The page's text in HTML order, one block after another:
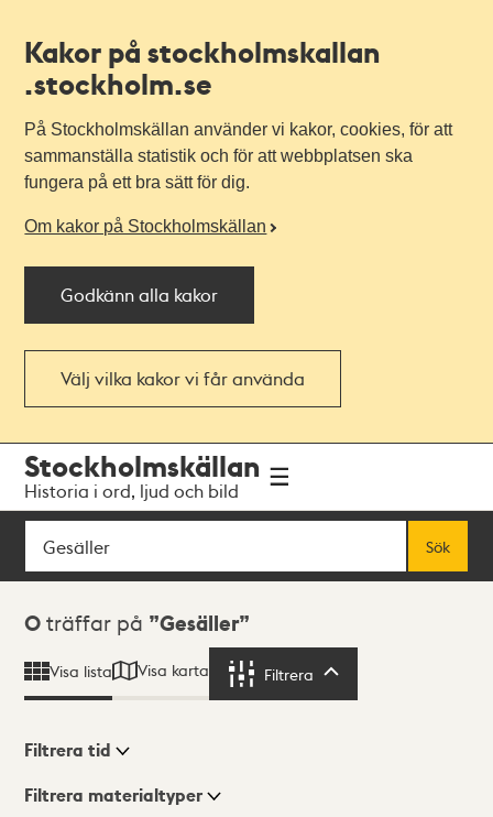
Kakor på stockholmskallan
.stockholm.se
På Stockholmskällan använder vi kakor, cookies, för att
sammanställa statistik och för att webbplatsen ska
fungera på ett bra sätt för dig.
Om kakor på Stockholmskällan
Godkänn alla kakor
Välj vilka kakor vi får använda
navigationen
huvudinnehållet
Stockholmskällan
Historia i ord, ljud och bild
Sök
Sök
Sökresultat
0 träffar på Gesäller
Visa lista Visa karta Filtrera
Visningsläge
Filtrera tid
Filtrera materialtyper